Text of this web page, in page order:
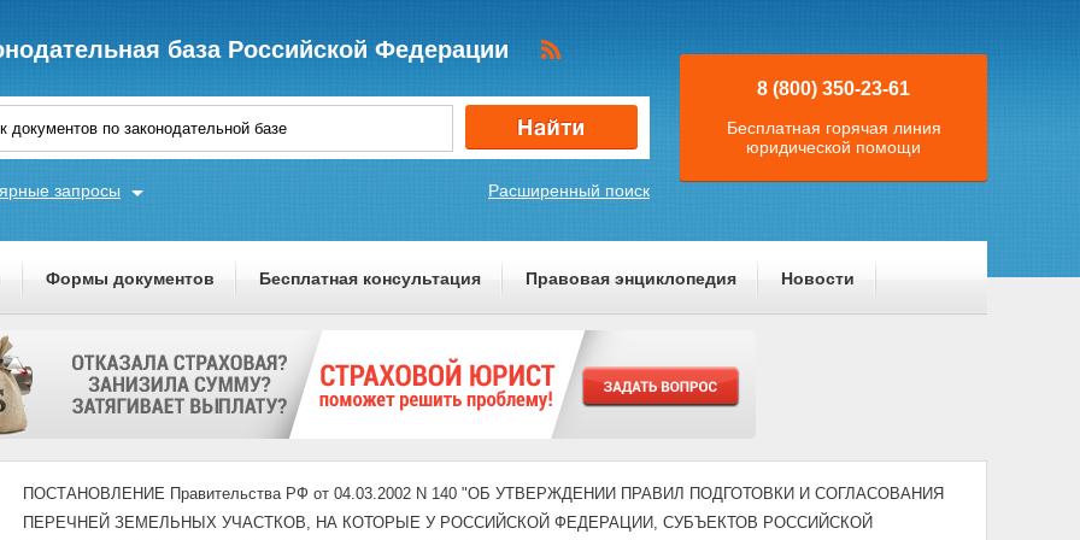
база Российской Федерации
Расширенный поиск
запросы
8 (800) 350-23-61
Бесплатная горячая линия
юридической помощи
Формы документов Бесплатная консультация Правовая энциклопедия Новости
ПОСТАНОВЛЕНИЕ Правительства РФ от 04.03.2002 N 140 "ОБ УТВЕРЖДЕНИИ ПРАВИЛ ПОДГОТОВКИ И СОГЛАСОВАНИЯ
ПЕРЕЧНЕЙ ЗЕМЕЛЬНЫХ УЧАСТКОВ, НА КОТОРЫЕ У РОССИЙСКОЙ ФЕДЕРАЦИИ, СУБЪЕКТОВ РОССИЙСКОЙ